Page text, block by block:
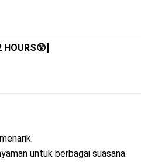
untuk berbagai suasana.